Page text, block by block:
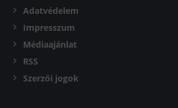
Adatvédelem
Impresszum
Médiaajánlat
RSS
Szerzői jogok